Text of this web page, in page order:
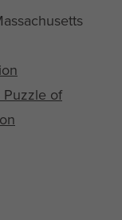
Puzzle of